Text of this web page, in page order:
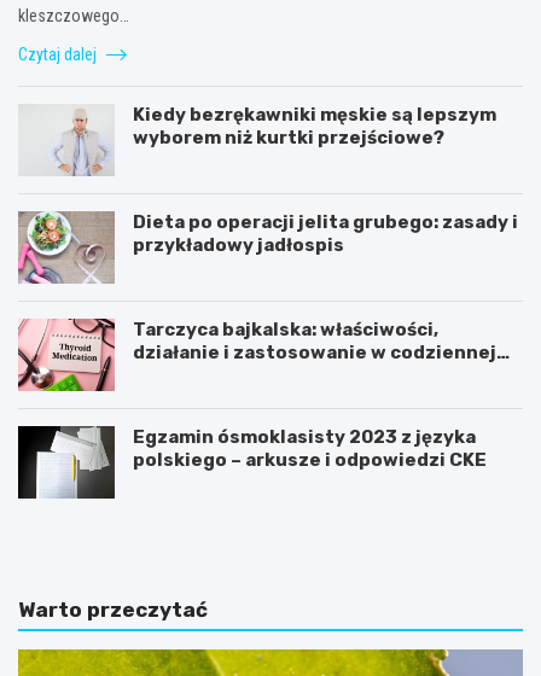
kleszczowego…
Czytaj dalej
Kiedy bezrękawniki męskie są lepszym
wyborem niż kurtki przejściowe?
Dieta po operacji jelita grubego: zasady i
przykładowy jadłospis
Tarczyca bajkalska: właściwości,
działanie i zastosowanie w codziennej
Egzamin ósmoklasisty 2023 z języka
polskiego – arkusze i odpowiedzi CKE
C
ć
ż
e
J
c
h
u
Warto przeczytać